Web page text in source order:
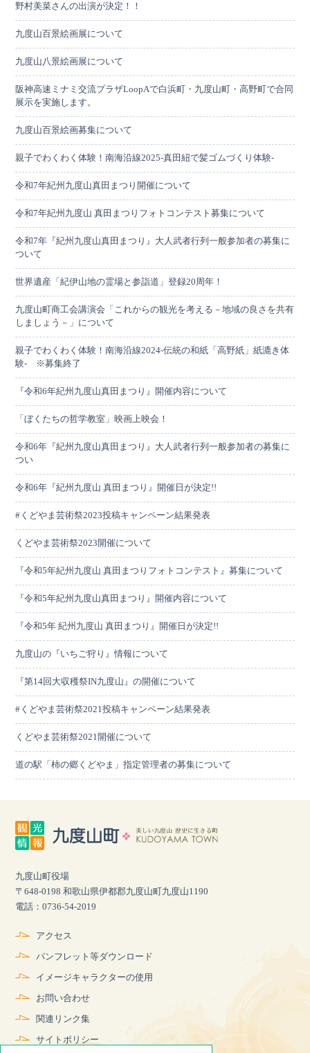
野村美菜さんの出演が決定！！
九度山百景絵画展について
九度山八景絵画展について
阪神高速ミナミ交流プラザLoopAで白浜町・九度山町・高野町で合同
展示を実施します。
九度山百景絵画募集について
親子でわくわく体験！南海沿線2025-真田紐で髪ゴムづくり体験-
令和7年紀州九度山真田まつり開催について
令和7年紀州九度山 真田まつりフォトコンテスト募集について
令和7年『紀州九度山真田まつり』大人武者行列一般参加者の募集に
ついて
世界遺産「紀伊山地の霊場と参詣道」登録20周年！
九度山町商工会講演会「これからの観光を考える－地域の良さを共有
しましょう－」について
親子でわくわく体験！南海沿線2024-伝統の和紙「高野紙」紙漉き体
験- ※募集終了
『令和6年紀州九度山真田まつり』開催内容について
「ぼくたちの哲学教室」映画上映会！
令和6年『紀州九度山真田まつり』大人武者行列一般参加者の募集に
つい
令和6年『紀州九度山 真田まつり』開催日が決定!!
#くどやま芸術祭2023投稿キャンペーン結果発表
くどやま芸術祭2023開催について
『令和5年紀州九度山 真田まつりフォトコンテスト』募集について
『令和5年紀州九度山真田まつり』開催内容について
『令和5年 紀州九度山 真田まつり』開催日が決定!!
九度山の『いちご狩り』情報について
『第14回大収穫祭IN九度山』の開催について
#くどやま芸術祭2021投稿キャンペーン結果発表
くどやま芸術祭2021開催について
道の駅「柿の郷くどやま」指定管理者の募集について
九度山町役場
〒648-0198 和歌山県伊都郡九度山町九度山1190
電話：0736-54-2019
アクセス
パンフレット等ダウンロード
イメージキャラクターの使用
お問い合わせ
関連リンク集
サイトポリシー